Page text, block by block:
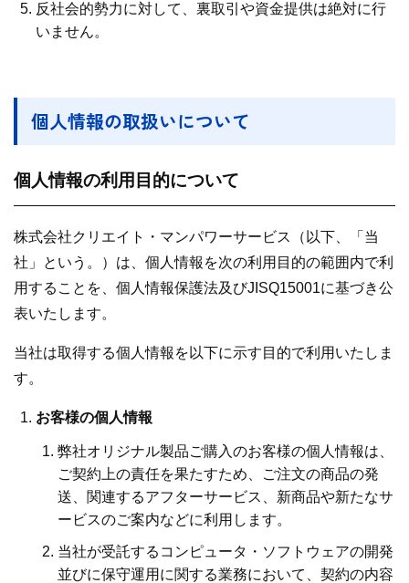
反社会的勢力に対して、裏取引や資金提供は絶対に行
いません。
個人情報の取扱いについて
個人情報の利用目的について
株式会社クリエイト・マンパワーサービス（以下、「当
社」という。）は、個人情報を次の利用目的の範囲内で利
用することを、個人情報保護法及びJISQ15001に基づき公
表いたします。
当社は取得する個人情報を以下に示す目的で利用いたしま
す。
お客様の個人情報
弊社オリジナル製品ご購入のお客様の個人情報は、
ご契約上の責任を果たすため、ご注文の商品の発
送、関連するアフターサービス、新商品や新たなサ
ービスのご案内などに利用します。
当社が受託するコンピュータ・ソフトウェアの開発
並びに保守運用に関する業務において、契約の内容